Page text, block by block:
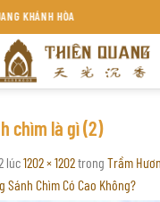
HÒA
chìm là gì (2)
lúc1202 × 1202trong Trầm
Sánh Chìm Có Cao Không?